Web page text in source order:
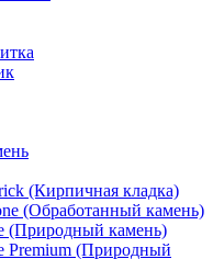
(Кирпичная кладка)
(Обработанный камень)
(Природный камень)
Premium (Природный